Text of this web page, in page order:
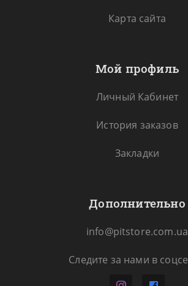
Карта сайта
Мой профиль
Личный Кабинет
История заказов
Закладки
Дополнительно
info@pitstore.com.ua
Следите за нами в